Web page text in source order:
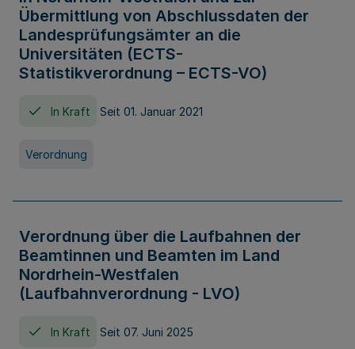
Übermittlung von Abschlussdaten der
Landesprüfungsämter an die
Universitäten (ECTS-
Statistikverordnung – ECTS-VO)
In Kraft Seit 01. Januar 2021
Verordnung
Verordnung über die Laufbahnen der
Beamtinnen und Beamten im Land
Nordrhein-Westfalen
(Laufbahnverordnung - LVO)
In Kraft Seit 07. Juni 2025